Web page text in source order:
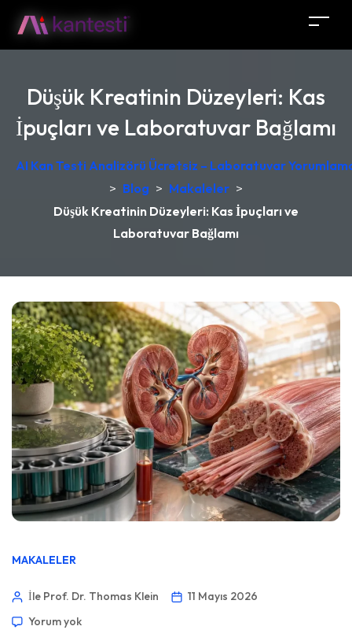
Düşük Kreatinin Düzeyleri: Kas
İpuçları ve Laboratuvar Bağlamı
AI Kan Testi Analizörü Ücretsiz – Laboratuvar
> Blog > Makaleler >
Düşük Kreatinin Düzeyleri: Kas İpuçları ve
Laboratuvar Bağlamı
MAKALELER
İle Prof. Dr. Thomas Klein
11 Mayıs 2026
Yorum yok